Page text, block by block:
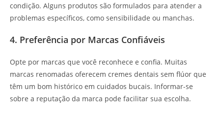
condição. Alguns produtos são formulados para atender a
problemas específicos, como sensibilidade ou manchas.
4. Preferência por Marcas Confiáveis
Opte por marcas que você reconhece e confia. Muitas
marcas renomadas oferecem cremes dentais sem flúor que
têm um bom histórico em cuidados bucais. Informar-se
sobre a reputação da marca pode facilitar sua escolha.